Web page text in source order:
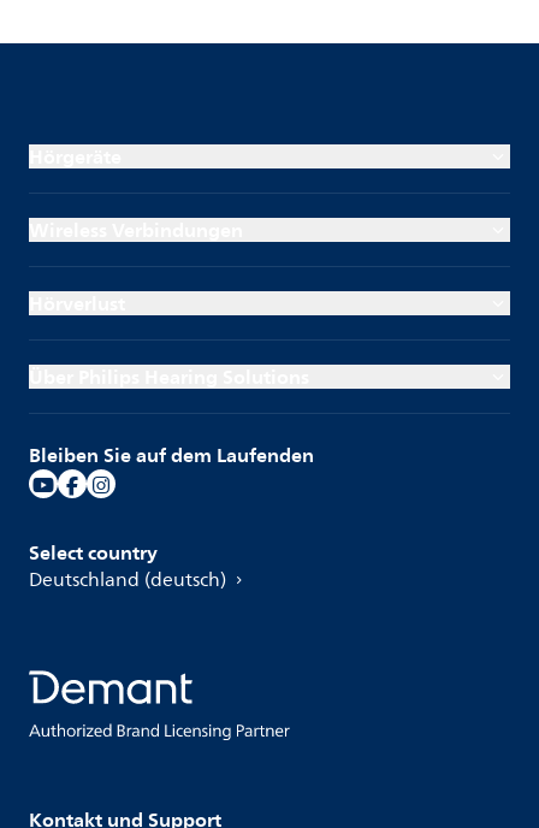
Kontakt und Support
Bleiben Sie auf dem Laufenden
Select country
Deutschland (deutsch)